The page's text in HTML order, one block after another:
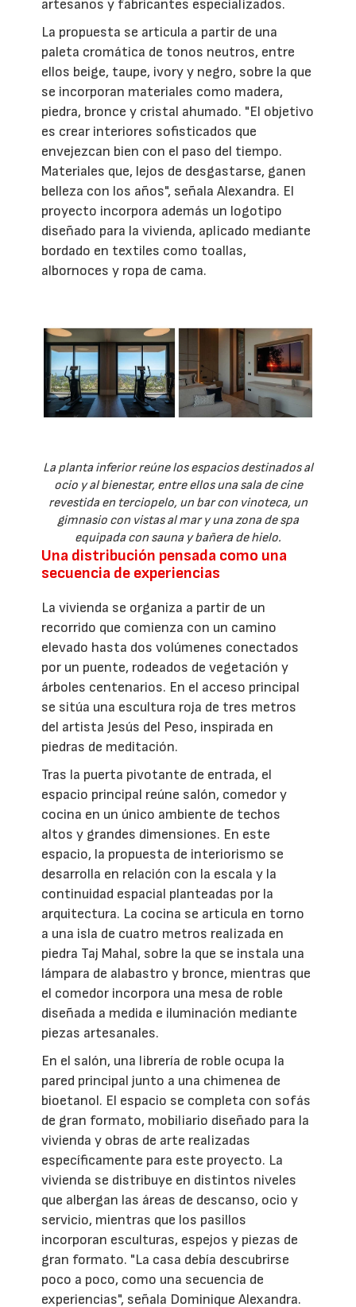
artesanos y fabricantes especializados.
La propuesta se articula a partir de una
paleta cromática de tonos neutros, entre
ellos beige, taupe, ivory y negro, sobre la que
se incorporan materiales como madera,
piedra, bronce y cristal ahumado. "El objetivo
es crear interiores sofisticados que
envejezcan bien con el paso del tiempo.
Materiales que, lejos de desgastarse, ganen
belleza con los años", señala Alexandra. El
proyecto incorpora además un logotipo
diseñado para la vivienda, aplicado mediante
bordado en textiles como toallas,
albornoces y ropa de cama.
La planta inferior reúne los espacios destinados al
ocio y al bienestar, entre ellos una sala de cine
revestida en terciopelo, un bar con vinoteca, un
gimnasio con vistas al mar y una zona de spa
equipada con sauna y bañera de hielo.
Una distribución pensada como una
secuencia de experiencias
La vivienda se organiza a partir de un
recorrido que comienza con un camino
elevado hasta dos volúmenes conectados
por un puente, rodeados de vegetación y
árboles centenarios. En el acceso principal
se sitúa una escultura roja de tres metros
del artista Jesús del Peso, inspirada en
piedras de meditación.
Tras la puerta pivotante de entrada, el
espacio principal reúne salón, comedor y
cocina en un único ambiente de techos
altos y grandes dimensiones. En este
espacio, la propuesta de interiorismo se
desarrolla en relación con la escala y la
continuidad espacial planteadas por la
arquitectura. La cocina se articula en torno
a una isla de cuatro metros realizada en
piedra Taj Mahal, sobre la que se instala una
lámpara de alabastro y bronce, mientras que
el comedor incorpora una mesa de roble
diseñada a medida e iluminación mediante
piezas artesanales.
En el salón, una librería de roble ocupa la
pared principal junto a una chimenea de
bioetanol. El espacio se completa con sofás
de gran formato, mobiliario diseñado para la
vivienda y obras de arte realizadas
específicamente para este proyecto. La
vivienda se distribuye en distintos niveles
que albergan las áreas de descanso, ocio y
servicio, mientras que los pasillos
incorporan esculturas, espejos y piezas de
gran formato. "La casa debía descubrirse
poco a poco, como una secuencia de
experiencias", señala Dominique Alexandra.